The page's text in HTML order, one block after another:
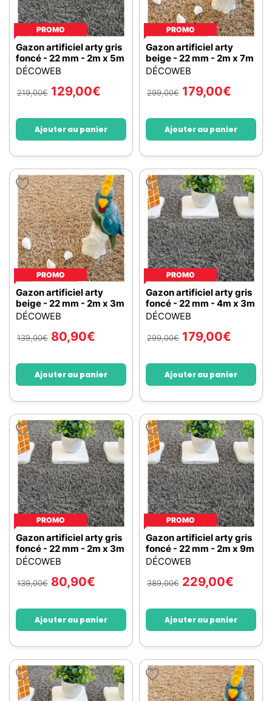
PROMO
Gazon artificiel arty gris
foncé - 22 mm - 2m x 5m
DÉCOWEB
219,00€ 129,00€
Ajouter au panier
PROMO
Gazon artificiel arty
beige - 22 mm - 2m x 7m
DÉCOWEB
299,00€ 179,00€
Ajouter au panier
PROMO
Gazon artificiel arty
beige - 22 mm - 2m x 3m
DÉCOWEB
139,00€ 80,90€
Ajouter au panier
PROMO
Gazon artificiel arty gris
foncé - 22 mm - 4m x 3m
DÉCOWEB
299,00€ 179,00€
Ajouter au panier
PROMO
Gazon artificiel arty gris
foncé - 22 mm - 2m x 3m
DÉCOWEB
139,00€ 80,90€
Ajouter au panier
PROMO
Gazon artificiel arty gris
foncé - 22 mm - 2m x 9m
DÉCOWEB
389,00€ 229,00€
Ajouter au panier